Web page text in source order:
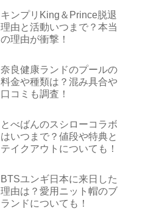
キンプリKing＆Prince脱退
理由と活動いつまで？本当
の理由が衝撃！
奈良健康ランドのプールの
料金や種類は？混み具合や
口コミも調査！
とべばんのスシローコラボ
はいつまで？値段や特典と
テイクアウトについても！
BTSユンギ日本に来日した
理由は？愛用ニット帽のブ
ランドについても！